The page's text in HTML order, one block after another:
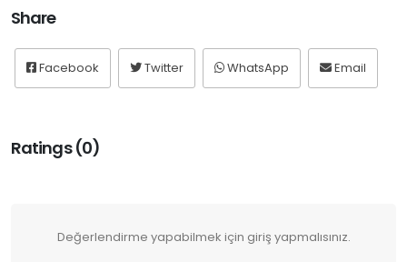
Share
Facebook Twitter WhatsApp Email
Ratings (0)
Değerlendirme yapabilmek için giriş yapmalısınız.